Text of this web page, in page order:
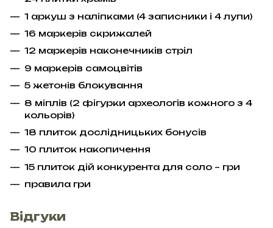
1 аркуш з наліпками (4 записники і 4 лупи)
16 маркерів скрижалей
12 маркерів наконечників стріл
9 маркерів самоцвітів
5 жетонів блокування
8 міплів (2 фігурки археологів кожного з 4
кольорів)
18 плиток дослідницьких бонусів
10 плиток накопичення
15 плиток дій конкурента для соло – гри
правила гри
Відгуки